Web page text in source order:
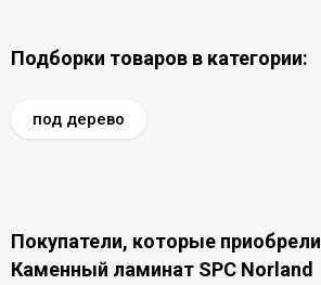
Подборки товаров в категории:
под дерево
Покупатели, которые приобрели
Каменный ламинат SPC Norland